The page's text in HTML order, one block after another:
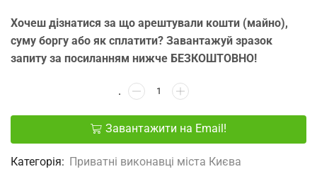
Хочеш дізнатися за що арештували кошти (майно),
суму боргу або як сплатити? Завантажуй зразок
запиту за посиланням нижче БЕЗКОШТОВНО!
Завантажити на Email!
Категорія: Приватні виконавці міста Києва